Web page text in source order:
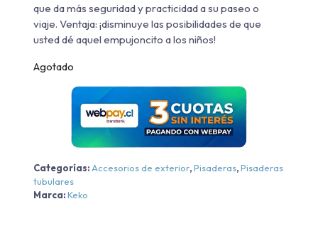
que da más seguridad y practicidad a su paseo o
viaje. Ventaja: ¡disminuye las posibilidades de que
usted dé aquel empujoncito a los niños!
Agotado
Categorías: Accesorios de exterior,Pisaderas,Pisaderas
tubulares
Marca:Keko